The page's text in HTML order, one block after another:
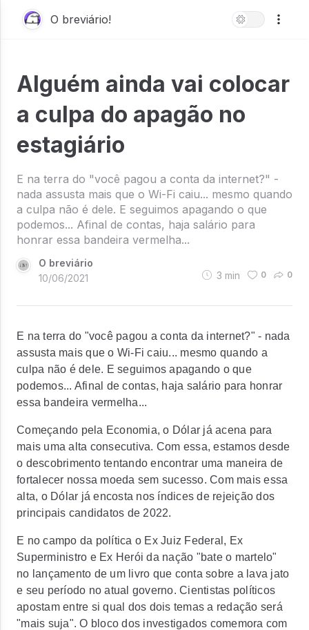
O breviário!
Alguém ainda vai colocar
a culpa do apagão no
estagiário
E na terra do "você pagou a conta da internet?" -
nada assusta mais que o Wi-Fi caiu... mesmo quando
a culpa não é dele. E seguimos apagando o que
podemos... Afinal de contas, haja salário para
honrar essa bandeira vermelha...
O breviário
10/06/2021
3 min 0 0
E na terra do "você pagou a conta da internet?" - nada
assusta mais que o Wi-Fi caiu... mesmo quando a
culpa não é dele. E seguimos apagando o que
podemos... Afinal de contas, haja salário para honrar
essa bandeira vermelha...
Começando pela Economia, o Dólar já acena para
mais uma alta consecutiva. Com essa, estamos desde
o descobrimento tentando encontrar uma maneira de
fortalecer nossa moeda sem sucesso. Com mais essa
alta, o Dólar já encosta nos índices de rejeição dos
principais candidatos de 2022.
E no campo da política o Ex Juiz Federal, Ex
Superministro e Ex Herói da nação "bate o martelo"
no lançamento de um livro que conta sobre a lava jato
e seu período no atual governo. Cientistas políticos
apostam entre si qual dos dois temas a redação será
"mais suja". O bloco dos investigados comemora com